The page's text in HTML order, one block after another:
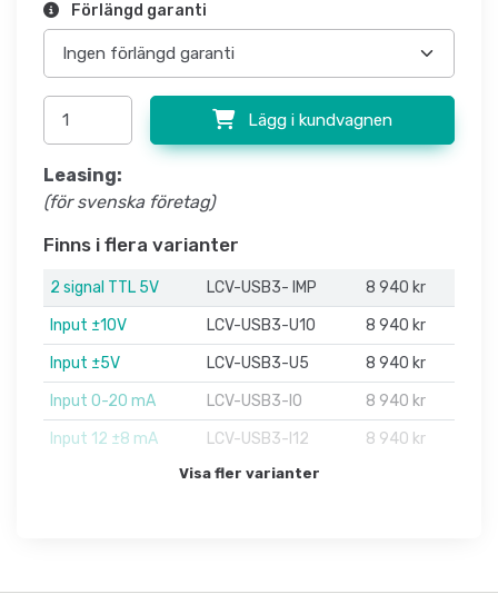
Förlängd garanti
Lägg i kundvagnen
Leasing:
(för svenska företag)
Finns i flera varianter
2 signal TTL 5V LCV-USB3- IMP
8 940 kr
Input ±10V
LCV-USB3-U10
8 940 kr
Input ±5V
LCV-USB3-U5
8 940 kr
Input 0-20 mA
LCV-USB3-I0
8 940 kr
Input 12 ±8 mA
LCV-USB3-I12 8 940 kr
Visa fler varianter